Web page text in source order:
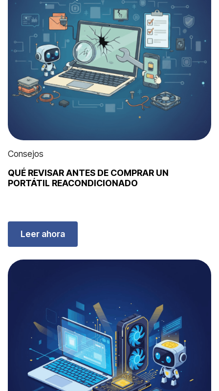
Consejos
QUÉ REVISAR ANTES DE COMPRAR UN
PORTÁTIL REACONDICIONADO
Leer ahora